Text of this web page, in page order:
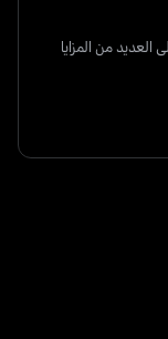
من المزايا